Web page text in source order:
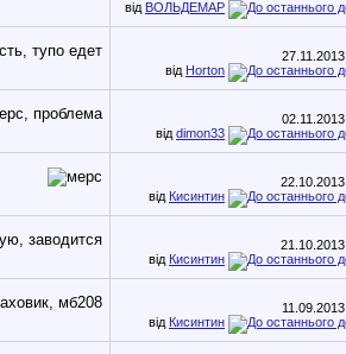
від ВОЛЬДЕМАР
27.11.2013
від Horton
02.11.2013
від dimon33
22.10.2013
від Кисинтин
21.10.2013
від Кисинтин
11.09.2013
від Кисинтин